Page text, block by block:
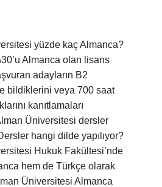
yüzde kaç Almanca?
Almanca olan lisans
adayların B2
bildiklerini veya 700 saat
kanıtlamaları
Üniversitesi dersler
hangi dilde yapılıyor?
Hukuk Fakültesi’nde
hem de Türkçe olarak
Üniversitesi Almanca